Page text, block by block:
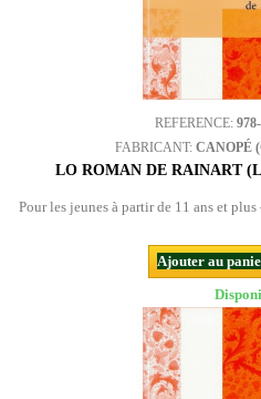
REFERENCE:
FABRICANT: CANOPÉ
LO ROMAN DE RAINART
Pour les jeunes à partir de 11 ans et
Ajouter au